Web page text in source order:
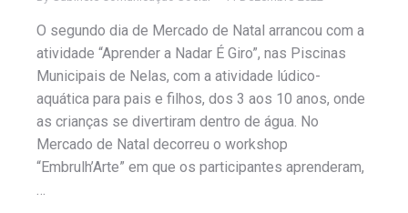
O segundo dia de Mercado de Natal arrancou com a
atividade “Aprender a Nadar É Giro”, nas Piscinas
Municipais de Nelas, com a atividade lúdico-
aquática para pais e filhos, dos 3 aos 10 anos, onde
as crianças se divertiram dentro de água. No
Mercado de Natal decorreu o workshop
“Embrulh’Arte” em que os participantes aprenderam,
…